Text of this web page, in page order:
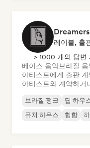
레이블, 출
> 1000 개의 답변
베이스 음악브라질 음
아티스트에게 출판
아티스트와 계약하거
브라질 펑크 딥 하우
퓨처 하우스
힙합